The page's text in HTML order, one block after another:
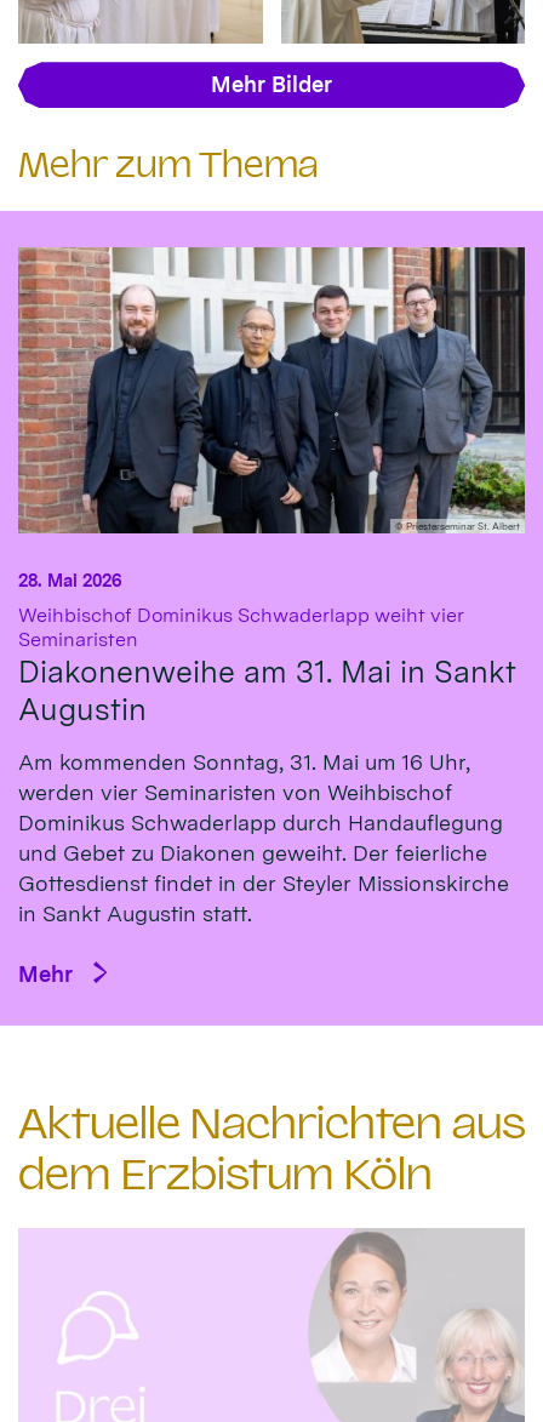
Mehr Bilder
Mehr zum Thema
© Priesterseminar St. Albert
Weihbischof Dominikus Schwaderlapp weiht vier
Seminaristen
Diakonenweihe am 31. Mai in Sankt
Augustin
28. Mai 2026
Am kommenden Sonntag, 31. Mai um 16 Uhr,
werden vier Seminaristen von Weihbischof
Dominikus Schwaderlapp durch Handauflegung
und Gebet zu Diakonen geweiht. Der feierliche
Gottesdienst findet in der Steyler Missionskirche
in Sankt Augustin statt.
Mehr
Aktuelle Nachrichten aus
dem Erzbistum Köln